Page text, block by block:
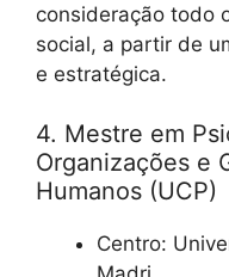
consideração todo
social, a partir de
e estratégica.
4. Mestre em
Organizações e
Humanos (UCP)
Centro: